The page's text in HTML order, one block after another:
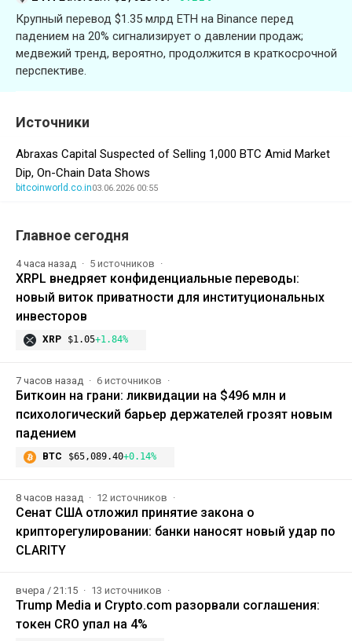
Крупный перевод $1.35 млрд ETH на Binance перед
падением на 20% сигнализирует о давлении продаж;
медвежий тренд, вероятно, продолжится в краткосрочной
перспективе.
Источники
Abraxas Capital Suspected of Selling 1,000 BTC Amid Market
Dip, On-Chain Data Shows
bitcoinworld.co.in03.06.2026 00:55
Главное сегодня
4 часа назад 5 источников
XRPL внедряет конфиденциальные переводы:
новый виток приватности для институциональных
инвесторов
XRP $1.05+1.84%
7 часов назад 6 источников
Биткоин на грани: ликвидации на $496 млн и
психологический барьер держателей грозят новым
падением
BTC $65,089.40+0.14%
8 часов назад 12 источников
Сенат США отложил принятие закона о
крипторегулировании: банки наносят новый удар по
CLARITY
вчера / 21:15 13 источников
Trump Media и Crypto.com разорвали соглашения:
токен CRO упал на 4%